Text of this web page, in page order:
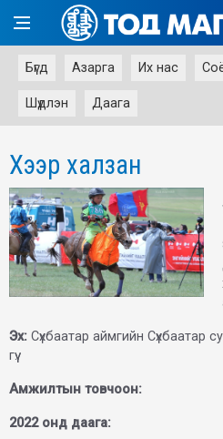
Бүгд Азарга Их нас
Шүдлэн Даага
Хээр халзан
Эх: Сүхбаатар аймгийн Сүхбаатар
гүү.
Амжилтын товчоон:
2022 онд даага: